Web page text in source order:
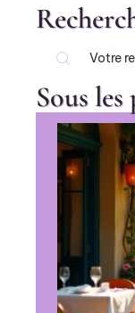
Sous